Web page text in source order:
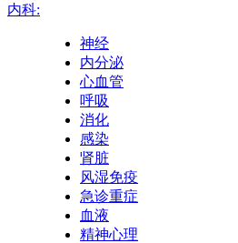
内科:
神经
内分泌
心血管
呼吸
消化
感染
肾脏
风湿免疫
急诊重症
血液
精神心理